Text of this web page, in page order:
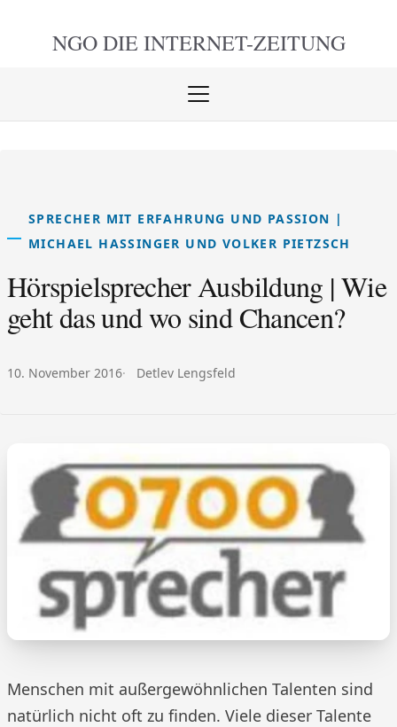
NGO DIE INTERNET-ZEITUNG
Menü
SPRECHER MIT ERFAHRUNG UND PASSION |
MICHAEL HASSINGER UND VOLKER PIETZSCH
Hörspielsprecher Ausbildung | Wie
geht das und wo sind Chancen?
Veröffentlicht am:
10. November 2016 Autor:
Detlev Lengsfeld
Menschen mit außergewöhnlichen Talenten sind
natürlich nicht oft zu finden. Viele dieser Talente